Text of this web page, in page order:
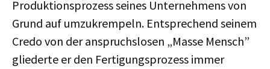
Produktionsprozess seines Unternehmens von
Grund auf umzukrempeln. Entsprechend seinem
Credo von der anspruchslosen „Masse Mensch”
gliederte er den Fertigungsprozess immer